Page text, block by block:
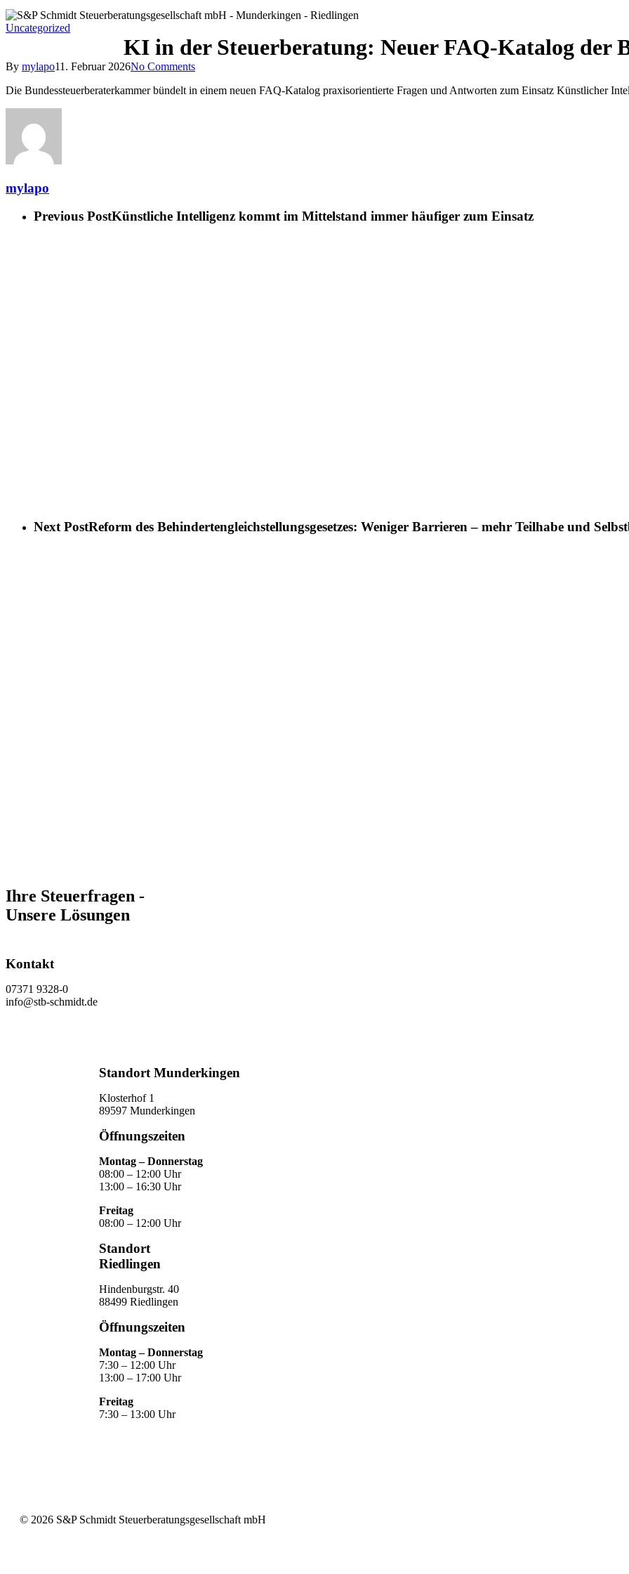
Uncategorized
KI in der Steuerberatung: Neuer FAQ-Katalog der
By mylapo11. Februar 2026No Comments
Die Bundessteuerberaterkammer bündelt in einem neuen FAQ-Katalog praxisorientierte Fragen und Antworten zum Einsatz Künstlicher
mylapo
Previous PostKünstliche Intelligenz kommt im Mittelstand immer häufiger zum Einsatz
Next PostReform des Behindertengleichstellungsgesetzes: Weniger Barrieren – mehr Teilhabe und
Ihre Steuerfragen -
Unsere Lösungen
Kontakt
07371 9328-0
info@stb-schmidt.de
Standort Munderkingen
Klosterhof 1
89597 Munderkingen
Öffnungszeiten
Montag – Donnerstag
08:00 – 12:00 Uhr
13:00 – 16:30 Uhr
Freitag
08:00 – 12:00 Uhr
Standort
Riedlingen
Hindenburgstr. 40
88499 Riedlingen
Öffnungszeiten
Montag – Donnerstag
7:30 – 12:00 Uhr
13:00 – 17:00 Uhr
Freitag
7:30 – 13:00 Uhr
© 2026 S&P Schmidt Steuerberatungsgesellschaft mbH